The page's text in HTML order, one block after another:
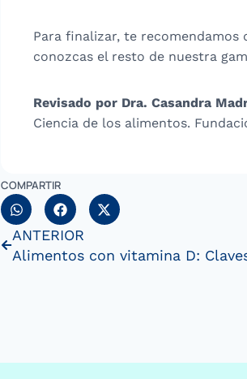
Para finalizar, te
conozcas el resto de nuestra
Revisado por Dra. Casandra
Ciencia de los alimentos.
COMPARTIR
ANTERIOR